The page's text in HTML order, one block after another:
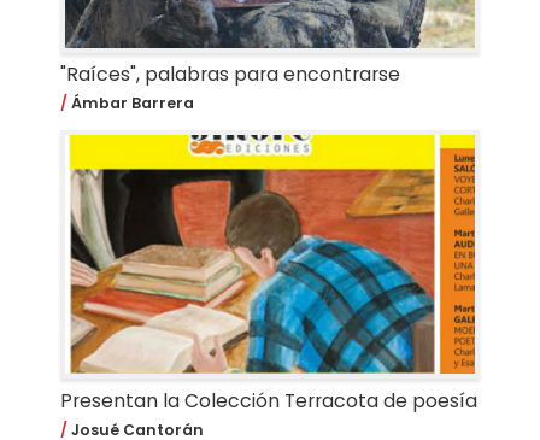
"Raíces", palabras para encontrarse
Ámbar Barrera
Presentan la Colección Terracota de poesía
Josué Cantorán